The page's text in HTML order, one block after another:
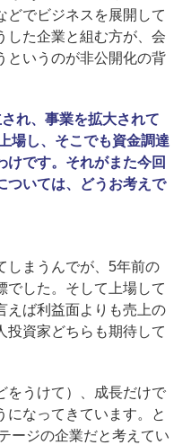
どでビジネスを展開して
した企業と組む方が、会
というのが非公開化の背
れ、事業を拡大されて
場し、そこでも資金調達
けです。それがまた今回
ついては、どうお考えで
まうんでが、5年前の
でした。そして上場して
えば利益面よりも売上の
投資家どちらも期待して
うけて）、成長だけで
になってきています。と
ージの企業だと考えてい